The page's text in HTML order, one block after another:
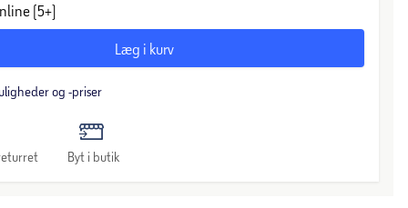
(5+)
Læg i kurv
og -priser
Byt i butik